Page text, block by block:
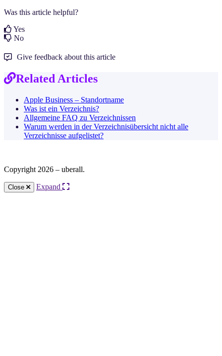
Was this article helpful?
Yes
No
Give feedback about this article
Related Articles
Apple Business – Standortname
Was ist ein Verzeichnis?
Allgemeine FAQ zu Verzeichnissen
Warum werden in der Verzeichnisübersicht nicht alle
Verzeichnisse aufgelistet?
Copyright 2026 – uberall.
Close Expand